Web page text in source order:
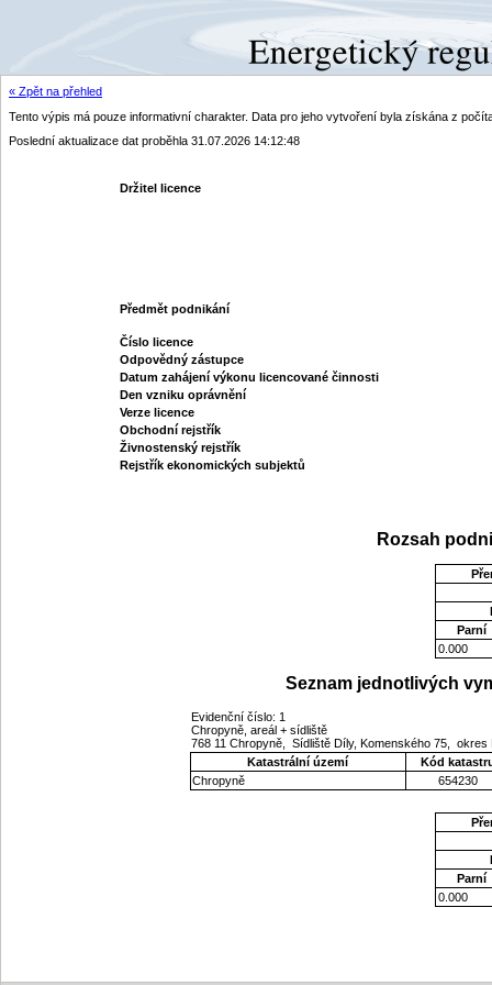
« Zpět na přehled
Tento výpis má pouze informativní charakter. Data pro jeho vytvoření byla získána z
Poslední aktualizace dat proběhla 31.07.2026 14:12:48
Držitel licence
Předmět podnikání
Číslo licence
Odpovědný zástupce
Datum zahájení výkonu licencované činnosti
Den vzniku oprávnění
Verze licence
Obchodní rejstřík
Živnostenský rejstřík
Rejstřík ekonomických subjektů
Rozsah
Parní
0.000
Seznam jednotlivých
Evidenční číslo: 1
Chropyně, areál + sídliště
768 11 Chropyně, Sídliště Díly, Komenského 75,
Katastrální území
Kód
Chropyně
654230
Parní
0.000